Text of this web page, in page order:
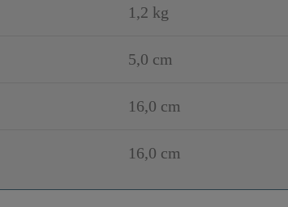
1,2 kg
5,0 cm
16,0 cm
16,0 cm